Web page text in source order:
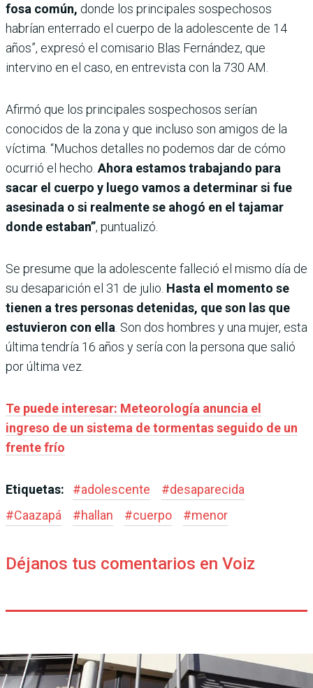
fosa común, donde los principales sospechosos
habrían enterrado el cuerpo de la adolescente de 14
años”, expresó el comisario Blas Fernández, que
intervino en el caso, en entrevista con la 730 AM.
Afirmó que los principales sospechosos serían
conocidos de la zona y que incluso son amigos de la
víctima. “Muchos detalles no podemos dar de cómo
ocurrió el hecho. Ahora estamos trabajando para
sacar el cuerpo y luego vamos a determinar si fue
asesinada o si realmente se ahogó en el tajamar
donde estaban”, puntualizó.
Se presume que la adolescente falleció el mismo día de
su desaparición el 31 de julio. Hasta el momento se
tienen a tres personas detenidas, que son las que
estuvieron con ella . Son dos hombres y una mujer, esta
última tendría 16 años y sería con la persona que salió
por última vez.
Te puede interesar: Meteorología anuncia el
ingreso de un sistema de tormentas seguido de un
frente frío
Etiquetas: #adolescente #desaparecida
#Caazapá #hallan #cuerpo #menor
Déjanos tus comentarios en Voiz